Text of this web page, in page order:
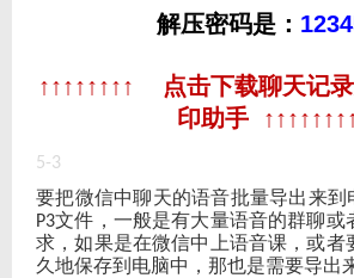
解压密码是：
↑↑↑↑↑↑↑↑ 点击下载聊天记
印助手
5-3
要把微信中聊天的语音批量导出来到
P3文件，一般是有大量语音的群聊或
求，如果是在微信中上语音课，或者
久地保存到电脑中，那也是需要导出